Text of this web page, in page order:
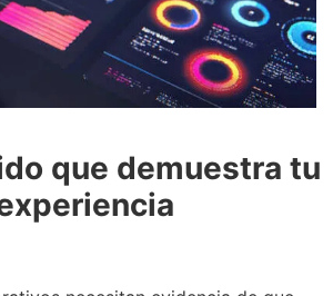
que demuestra tu